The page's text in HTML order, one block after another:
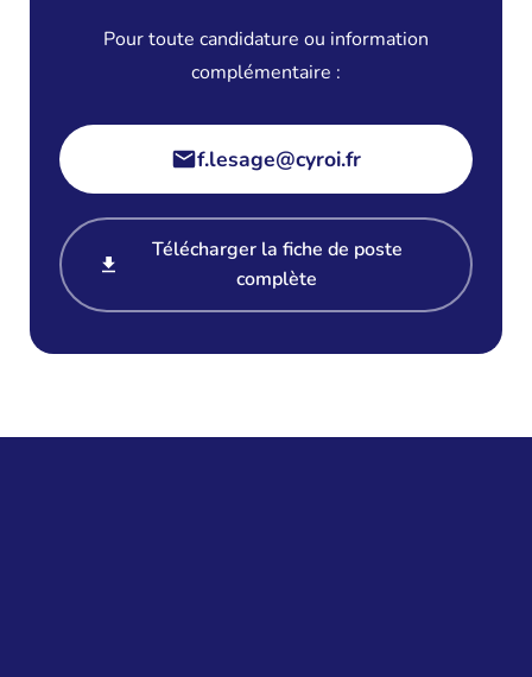
Pour toute candidature ou information
complémentaire :
f.lesage@cyroi.fr
Télécharger la fiche de poste
complète